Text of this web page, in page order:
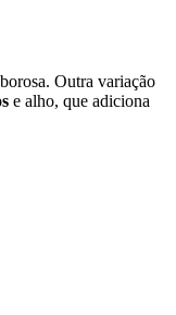
Outra variação
e alho, que adiciona